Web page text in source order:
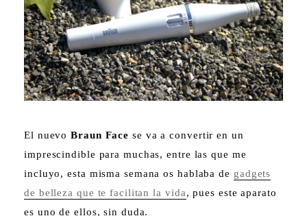
El nuevoBraun Face se va a convertir en un
imprescindible para muchas, entre las que me
incluyo, esta misma semana os hablaba de gadgets
de belleza que te facilitan la vida, pues este aparato
es uno de ellos, sin duda.